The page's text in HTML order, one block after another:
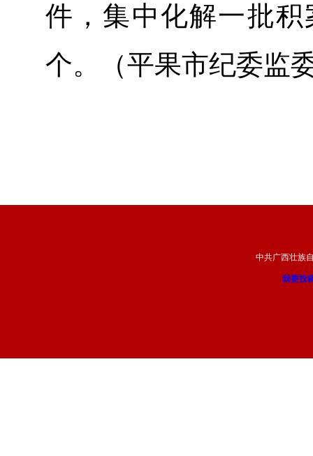
件，集中化解一批
个。（平果市纪委监
中共广西壮族
我要投